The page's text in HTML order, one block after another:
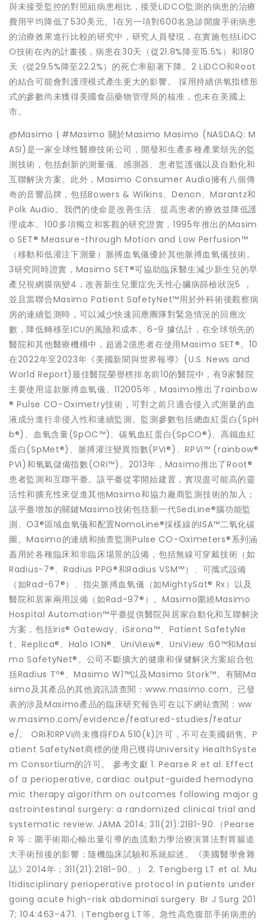
與未接受監控的對照組病患相比，接受LiDCO監測的病患的治療
費用平均降低了530美元。1在另一項對600名急診開腹手術病患
的治療效果進行比較的研究中，研究人員發現，在實施包括LiDC
O技術在內的計畫後，病患在30天（從21.8%降至15.5%）和180
天（從29.5%降至22.2%）的死亡率顯著下降。2 LiDCO和Root
的結合可能會對護理模式產生更大的影響。 採用持續供氧指標形
式的參數尚未獲得美國食品藥物管理局的核准，也未在美國上
市。
@Masimo | #Masimo 關於Masimo Masimo (NASDAQ: M
ASI)是一家全球性醫療技術公司，開發和生產多種產業領先的監
測技術，包括創新的測量儀、感測器、患者監護儀以及自動化和
互聯解決方案。此外，Masimo Consumer Audio擁有八個傳
奇的音響品牌，包括Bowers & Wilkins、Denon、Marantz和
Polk Audio。我們的使命是改善生活、提高患者的療效並降低護
理成本。100多項獨立和客觀的研究證實，1995年推出的Masim
o SET® Measure-through Motion and Low Perfusion™
（移動和低灌注下測量）脈搏血氧儀優於其他脈搏血氧儀技術。
3研究同時證實，Masimo SET®可協助臨床醫生減少新生兒的早
產兒視網膜病變4，改善新生兒重症先天性心臟病篩檢狀況5 ，
並且當聯合Masimo Patient SafetyNet™用於外科術後觀察病
房的連續監測時，可以減少快速回應團隊對緊急情況的回應次
數，降低轉移至ICU的風險和成本。6-9 據估計，在全球領先的
醫院和其他醫療機構中，超過2億患者在使用Masimo SET®。10
在2022年至2023年《美國新聞與世界報導》(U.S. News and
World Report)最佳醫院榮譽榜排名前10的醫院中，有9家醫院
主要使用這款脈搏血氧儀。112005年，Masimo推出了rainbow
® Pulse CO-Oximetry技術，可對之前只適合侵入式測量的血
液成分進行非侵入性和連續監測。監測參數包括總血紅蛋白(SpH
b®)、血氧含量(SpOC™)、碳氧血紅蛋白(SpCO®)、高鐵血紅
蛋白(SpMet®)、脈搏灌注變異指數(PVi®)、RPVi™ (rainbow®
PVi)和氧氣儲備指數(ORi™)。2013年，Masimo推出了Root®
患者監測和互聯平臺。該平臺從零開始建置，實現盡可能高的靈
活性和擴充性來促進其他Masimo和協力廠商監測技術的加入；
該平臺增加的關鍵Masimo技術包括新一代SedLine®腦功能監
測、O3®區域血氧儀和配置NomoLine®採樣線的ISA™二氧化碳
圖。Masimo的連續和抽查監測Pulse CO-Oximeters®系列涵
蓋用於各種臨床和非臨床場景的設備，包括無線可穿戴技術（如
Radius-7®、Radius PPG®和Radius VSM™）、可攜式設備
（如Rad-67®）、指尖脈搏血氧儀（如MightySat® Rx）以及
醫院和居家兩用設備（如Rad-97®）。Masimo圍繞Masimo
Hospital Automation™平臺提供醫院與居家自動化和互聯解決
方案，包括Iris® Gateway、iSirona™、Patient SafetyNe
t、Replica®、Halo ION®、UniView®、UniView :60™和Masi
mo SafetyNet®。公司不斷擴大的健康和保健解決方案組合包
括Radius Tº®、Masimo W1™以及Masimo Stork™。有關Ma
simo及其產品的其他資訊請查閱：www.masimo.com。已發
表的涉及Masimo產品的臨床研究報告可在以下網站查閱：ww
w.masimo.com/evidence/featured-studies/featur
e/。 ORi和RPVi尚未獲得FDA 510(k)許可，不可在美國銷售。P
atient SafetyNet商標的使用已獲得University HealthSyste
m Consortium的許可。 參考文獻 1. Pearse R et al. Effect
of a perioperative, cardiac output-guided hemodyna
mic therapy algorithm on outcomes following major g
astrointestinal surgery: a randomized clinical trial and
systematic review. JAMA 2014; 311(21):2181-90.（Pearse
R 等：圍手術期心輸出量引導的血流動力學治療演算法對胃腸道
大手術預後的影響：隨機臨床試驗和系統綜述。《美國醫學會雜
誌》2014年；311(21):2181-90。） 2. Tengberg LT et al. Mu
ltidisciplinary perioperative protocol in patients under
going acute high-risk abdominal surgery. Br J Surg 201
7; 104:463-471.（Tengberg LT等。急性高危腹部手術病患的